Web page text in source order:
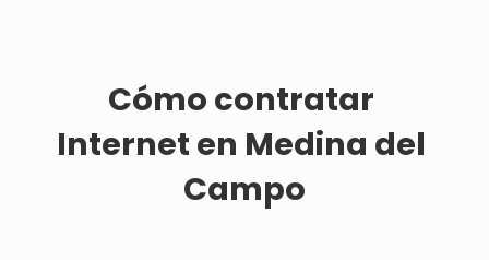
Cómo contratar
Internet en Medina del
Campo